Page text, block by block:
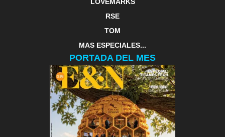
RSE
TOM
MAS ESPECIALES...
PORTADA DEL MES